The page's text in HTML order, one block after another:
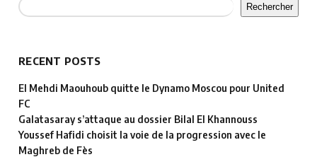
Rechercher
RECENT POSTS
El Mehdi Maouhoub quitte le Dynamo Moscou pour United
FC
Galatasaray s’attaque au dossier Bilal El Khannouss
Youssef Hafidi choisit la voie de la progression avec le
Maghreb de Fès